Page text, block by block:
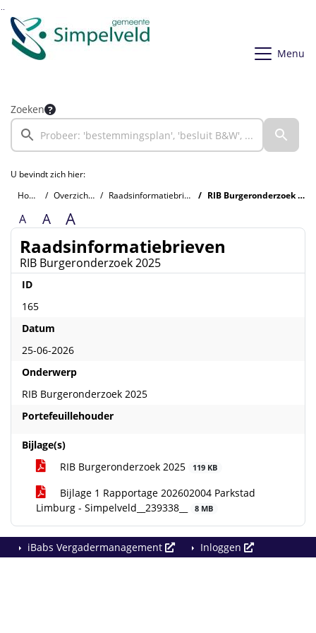
Ga naar de inhoud van deze pagina
Ga naar het zoeken
Ga naar het menu
Menu
Zoeken
U bevindt zich hier:
Home
Overzichten Raadsinformatiebrieven RIB Burgeronderzoek 2025
A A A
Raadsinformatiebrieven
RIB Burgeronderzoek 2025
ID
165
Datum
25-06-2026
Onderwerp
RIB Burgeronderzoek 2025
Portefeuillehouder
Bijlage(s)
RIB Burgeronderzoek 2025
119 KB
Bijlage 1 Rapportage 202602004 Parkstad
Limburg - Simpelveld__239338__
8 MB
iBabs Vergadermanagement Inloggen